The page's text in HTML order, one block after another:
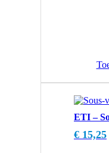
ETI –
€ 15,25